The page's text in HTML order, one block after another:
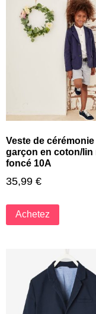
Veste de cérémonie
garçon en coton/lin
foncé 10A
35,99 €
Achetez